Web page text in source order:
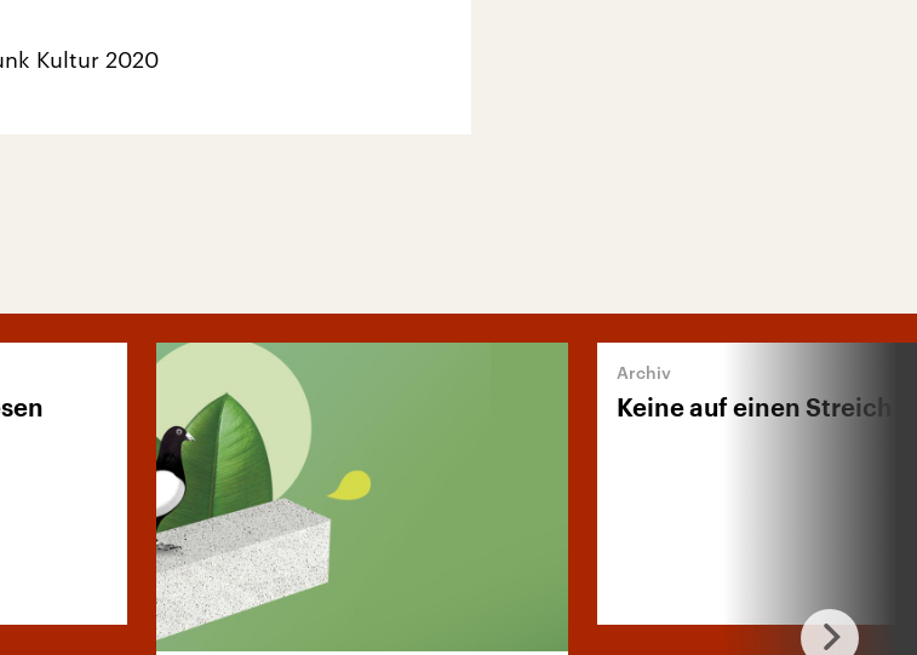
Kultur 2020
Keine auf einen Streich